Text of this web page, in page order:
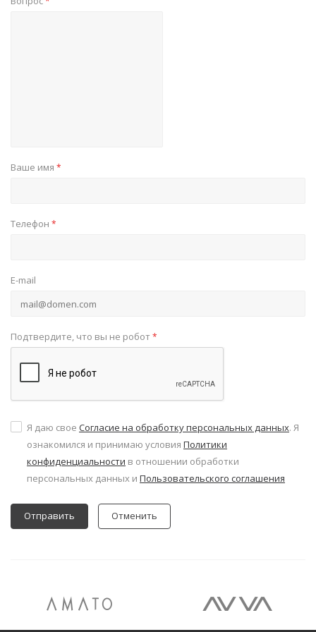
Ваше имя *
Телефон *
E-mail
Подтвердите, что вы не робот*
Я даю свое Согласие на обработку персональных данных. Я
ознакомился и принимаю условия Политики
конфиденциальности в отношении обработки
персональных данных и Пользовательского соглашения
Отменить